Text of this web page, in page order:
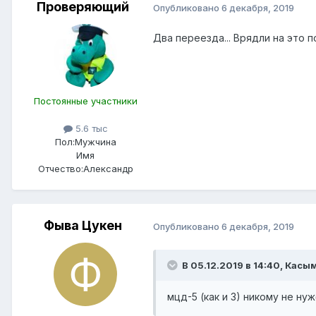
Проверяющий
Постоянные участники
5.6 тыс
Пол:Мужчина
Имя
Отчество:Александр
Опубликовано 6 декабря, 2019
Два переезда... Врядли на это
Фыва Цукен Опубликовано 6 декабря, 2019
В 05.12.2019 в 14:40,
мцд-5 (как и 3) никому не